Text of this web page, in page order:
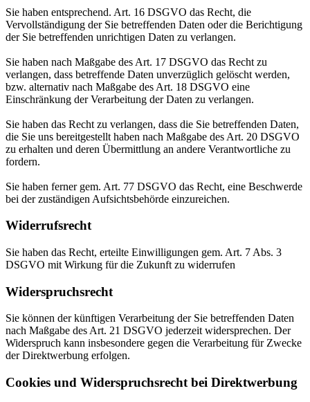
Sie haben entsprechend. Art. 16 DSGVO das Recht, die
Vervollständigung der Sie betreffenden Daten oder die Berichtigung
der Sie betreffenden unrichtigen Daten zu verlangen.
Sie haben nach Maßgabe des Art. 17 DSGVO das Recht zu
verlangen, dass betreffende Daten unverzüglich gelöscht werden,
bzw. alternativ nach Maßgabe des Art. 18 DSGVO eine
Einschränkung der Verarbeitung der Daten zu verlangen.
Sie haben das Recht zu verlangen, dass die Sie betreffenden Daten,
die Sie uns bereitgestellt haben nach Maßgabe des Art. 20 DSGVO
zu erhalten und deren Übermittlung an andere Verantwortliche zu
fordern.
Sie haben ferner gem. Art. 77 DSGVO das Recht, eine Beschwerde
bei der zuständigen Aufsichtsbehörde einzureichen.
Widerrufsrecht
Sie haben das Recht, erteilte Einwilligungen gem. Art. 7 Abs. 3
DSGVO mit Wirkung für die Zukunft zu widerrufen
Widerspruchsrecht
Sie können der künftigen Verarbeitung der Sie betreffenden Daten
nach Maßgabe des Art. 21 DSGVO jederzeit widersprechen. Der
Widerspruch kann insbesondere gegen die Verarbeitung für Zwecke
der Direktwerbung erfolgen.
Cookies und Widerspruchsrecht bei Direktwerbung